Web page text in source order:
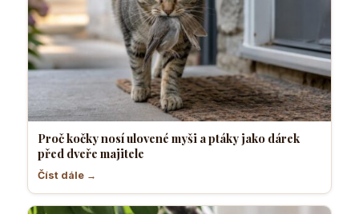
Proč kočky nosí ulovené myši a ptáky jako dárek
před dveře majitele
Číst dále →